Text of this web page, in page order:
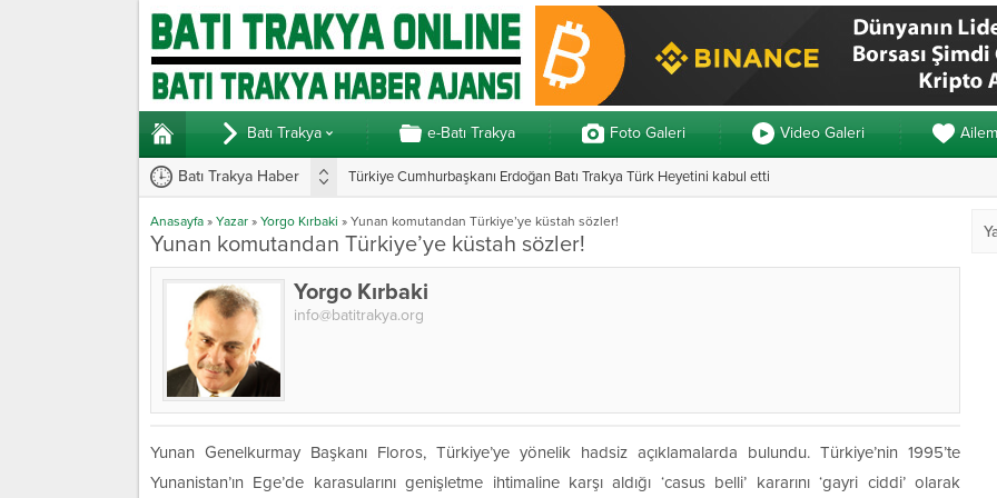
Batı Trakya e-Batı Trakya Foto Galeri Video Galeri Ailem
Batı Trakya Haber Türkiye Cumhurbaşkanı Erdoğan Batı Trakya Türk Heyetini kabul etti
Anasayfa » Yazar » Yorgo Kırbaki » Yunan komutandan Türkiye’ye küstah sözler!
Yunan komutandan Türkiye’ye küstah sözler!
Yorgo Kırbaki
info@batitrakya.org
Yunan Genelkurmay Başkanı Floros, Türkiye’ye yönelik hadsiz açıklamalarda bulundu. Türkiye’nin 1995’te
Yunanistan’ın Ege’de karasularını genişletme ihtimaline karşı aldığı ‘casus belli’ kararını ‘gayri ciddi’ olarak